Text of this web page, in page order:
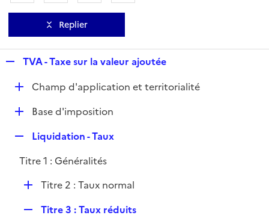
Replier
p
l
i
e
TVA - Taxe sur la valeur ajoutée
D
e
Champ d'application et territorialité
D
l
i
e
Base d'imposition
p
l
i
e
Liquidation - Taux
Titre 1 : Généralités
DTitre 2 : Taux normal
Titre 3 : Taux réduits